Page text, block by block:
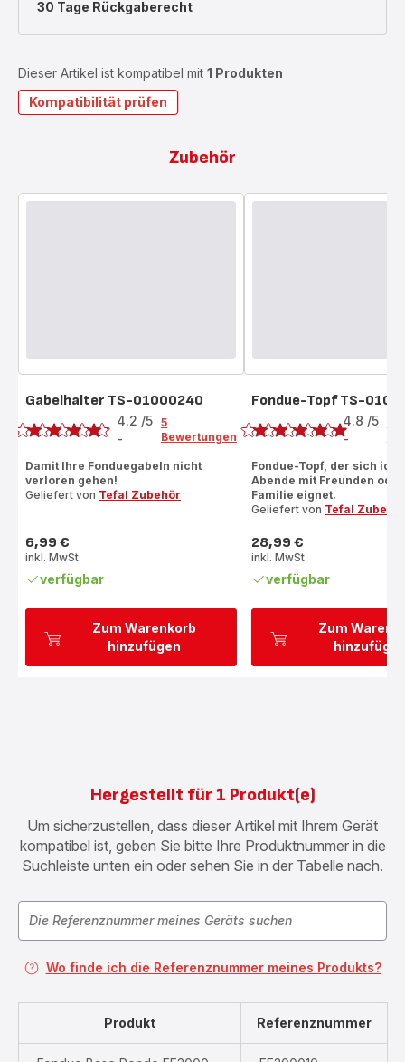
30 Tage Rückgaberecht
Dieser Artikel ist kompatibel mit 1 Produkten
Kompatibilität prüfen
Zubehör
Zum Warenkorb
hinzufügen
Gabelhalter TS-01000240
Bewertung
4.2 /5
-
5
Bewertungen
Damit Ihre Fonduegabeln nicht
verloren gehen!
Geliefert von Tefal Zubehör
Preis
6,99 €
inkl. MwSt
verfügbar
Zum
Fondue-Topf TS-
Bewertung
4.8 /5
-
Fondue-Topf, der sich
Abende mit Freunden
Familie eignet.
Geliefert von Tefal
Preis
28,99 €
inkl. MwSt
verfügbar
Hergestellt für 1 Produkt(e)
Um sicherzustellen, dass dieser Artikel mit Ihrem Gerät
kompatibel ist, geben Sie bitte Ihre Produktnummer in die
Suchleiste unten ein oder sehen Sie in der Tabelle nach.
Wo finde ich die Referenznummer meines Produkts?
Produkt Referenznummer